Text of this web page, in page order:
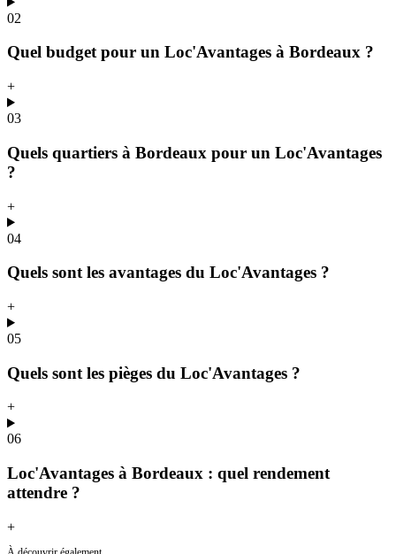
02
Quel budget pour un Loc'Avantages à Bordeaux ?
+
03
Quels quartiers à Bordeaux pour un Loc'Avantages
?
+
04
Quels sont les avantages du Loc'Avantages ?
+
05
Quels sont les pièges du Loc'Avantages ?
+
06
Loc'Avantages à Bordeaux : quel rendement
attendre ?
+